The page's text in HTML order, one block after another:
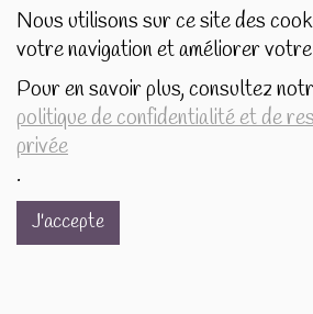
Nous utilisons sur ce site des
votre navigation et améliorer votre
Pour en savoir plus, consultez
politique de confidentialité et de
privée
.
J'accepte
- 1 pc
16.9€